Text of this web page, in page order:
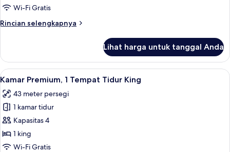
Wi-Fi Gratis
Rincian selengkapnya
Rincian
Kamar
Klasik
Lihat harga untuk tanggal Anda
Lihat
semua
foto
untuk
Kamar
Premium,
1
Minibar, brankas, meja kerja, dan
50
Kamar Premium, 1 Tempat Tidur King
43 meter persegi
1 kamar tidur
Kapasitas 4
1 king
Wi-Fi Gratis